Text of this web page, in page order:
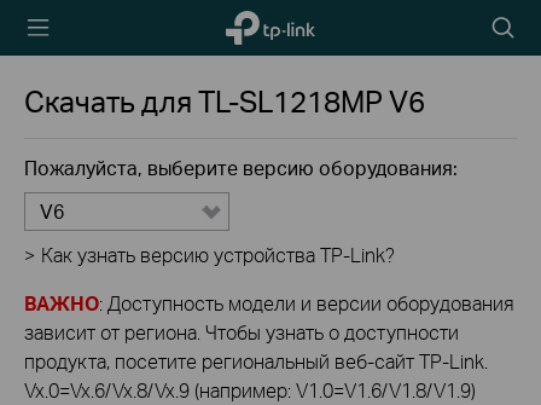
TP-Link,
Reliably
icon
Скачать дляTL-SL1218MPV6
Пожалуйста, выберите версию оборудования:
V6
> Как узнать версию устройства TP-Link?
ВАЖНО: Доступность модели и версии оборудования
зависит от региона. Чтобы узнать о доступности
продукта, посетите региональный веб-сайт TP-Link.
Vx.0=Vx.6/Vx.8/Vx.9 (например: V1.0=V1.6/V1.8/V1.9)